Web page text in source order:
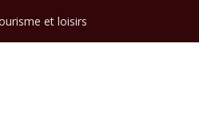
et loisirs